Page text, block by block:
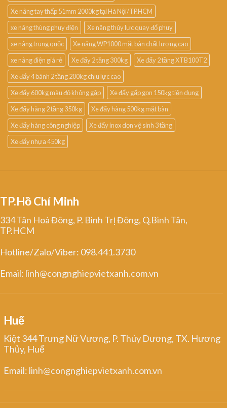
Xe nâng tay thấp 51mm 2000kg tại Hà Nội/TP.HCM
xe nâng thùng phuy điện
Xe nâng thủy lực quay đổ phuy
xe nâng trung quốc
Xe nâng WP1000 mặt bàn chất lượng cao
xe nâng điện giá rẻ
Xe đẩy 2 tầng 300kg
Xe đẩy 2 tầng XTB100T2
Xe đẩy 4 bánh 2 tầng 200kg chịu lực cao
Xe đẩy 600kg màu đỏ không gập
Xe đẩy gấp gọn 150kg tiện dụng
Xe đẩy hàng 2 tầng 350kg
Xe đẩy hàng 500kg mặt bàn
Xe đẩy hàng công nghiệp
Xe đẩy inox dọn vệ sinh 3 tầng
Xe đẩy nhựa 450kg
TP.Hồ Chí Minh
334 Tân Hoà Đông, P. Bình Trị Đông, Q.Bình Tân,
TP.HCM
Hotline/Zalo/Viber: 098.441.3730
Email: linh@congnghiepvietxanh.com.vn
Huế
Kiệt 344 Trưng Nữ Vương, P. Thủy Dương, TX. Hương
Thủy, Huế
Email: linh@congnghiepvietxanh.com.vn